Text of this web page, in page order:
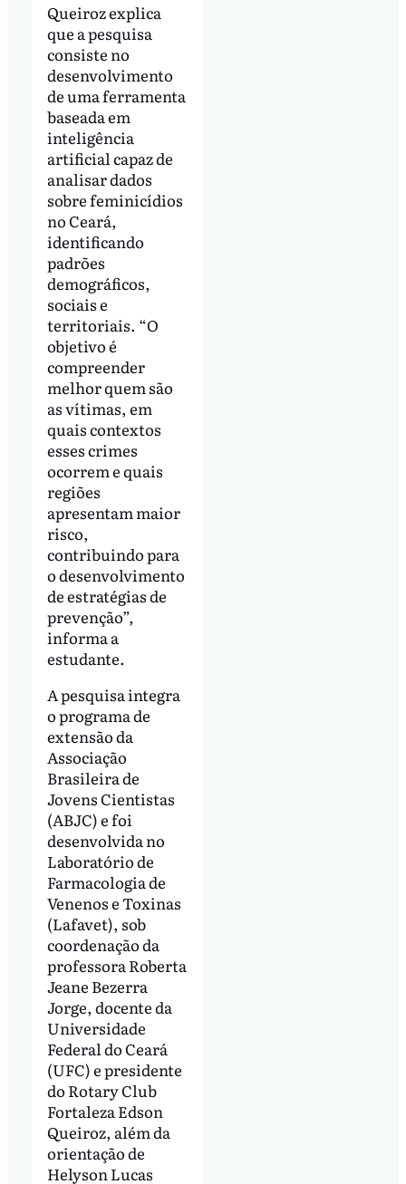
Queiroz explica
que a pesquisa
consiste no
desenvolvimento
de uma ferramenta
baseada em
inteligência
artificial capaz de
analisar dados
sobre feminicídios
no Ceará,
identificando
padrões
demográficos,
sociais e
territoriais. “O
objetivo é
compreender
melhor quem são
as vítimas, em
quais contextos
esses crimes
ocorrem e quais
regiões
apresentam maior
risco,
contribuindo para
o desenvolvimento
de estratégias de
prevenção”,
informa a
estudante.
A pesquisa integra
o programa de
extensão da
Associação
Brasileira de
Jovens Cientistas
(ABJC) e foi
desenvolvida no
Laboratório de
Farmacologia de
Venenos e Toxinas
(Lafavet), sob
coordenação da
professora Roberta
Jeane Bezerra
Jorge, docente da
Universidade
Federal do Ceará
(UFC) e presidente
do Rotary Club
Fortaleza Edson
Queiroz, além da
orientação de
Helyson Lucas